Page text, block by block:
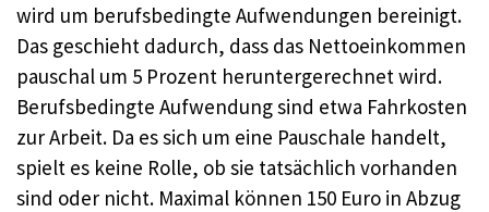
wird um berufsbedingte Aufwendungen bereinigt.
Das geschieht dadurch, dass das Nettoeinkommen
pauschal um 5 Prozent heruntergerechnet wird.
Berufsbedingte Aufwendung sind etwa Fahrkosten
zur Arbeit. Da es sich um eine Pauschale handelt,
spielt es keine Rolle, ob sie tatsächlich vorhanden
sind oder nicht. Maximal können 150 Euro in Abzug